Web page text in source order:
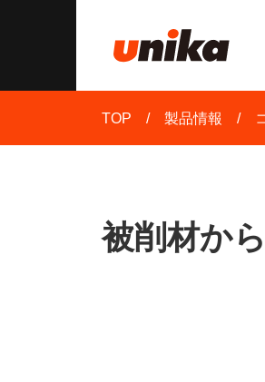
TOP 製品情報
被削材か